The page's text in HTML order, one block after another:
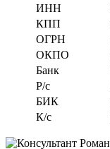
ИНН
КПП
ОГРН
ОКПО
Банк
Р/с
БИК
К/с